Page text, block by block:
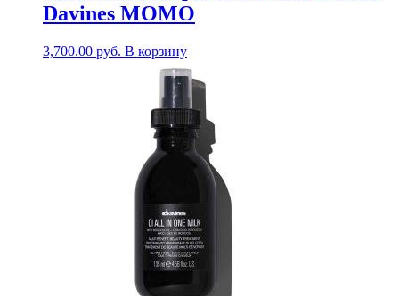
Davines MOMO
3,700.00 руб. В корзину